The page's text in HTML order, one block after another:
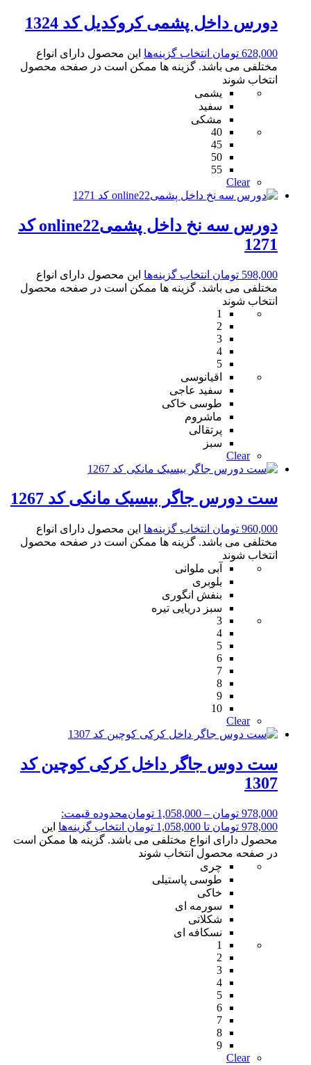
دورس داخل پشمی کروکدیل کد 1324
628,000 تومان انتخاب گزینه‌ها این محصول دارای انواع
مختلفی می باشد. گزینه ها ممکن است در صفحه محصول
انتخاب شوند
یشمی
سفید
مشکی
40
45
50
55
Clear
دورس سه نخ داخل پشمیonline22 کد
1271
598,000 تومان انتخاب گزینه‌ها این محصول دارای انواع
مختلفی می باشد. گزینه ها ممکن است در صفحه محصول
انتخاب شوند
1
2
3
4
5
اقیانوسی
سفید عاجی
طوسی خاکی
ماشروم
پرتقالی
سبز
Clear
ست دورس جاگر بیسیک مانکی کد 1267
960,000 تومان انتخاب گزینه‌ها این محصول دارای انواع
مختلفی می باشد. گزینه ها ممکن است در صفحه محصول
انتخاب شوند
آبی ملوانی
بلوبری
بنفش انگوری
سبز دریایی تیره
3
4
5
6
7
8
9
10
Clear
ست دوس جاگر داخل کرکی کوچین کد
1307
978,000 تومان –
1,058,000 تومانمحدوده قیمت:
978,000 تومان تا 1,058,000 تومان
انتخاب گزینه‌ها این
محصول دارای انواع مختلفی می باشد. گزینه ها ممکن است
در صفحه محصول انتخاب شوند
چری
طوسی پاستیلی
خاکی
سورمه ای
شکلاتی
نسکافه ای
1
2
3
4
5
6
7
8
9
Clear